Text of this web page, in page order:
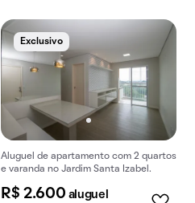
Exclusivo
Aluguel de apartamento com 2 quartos
e varanda no Jardim Santa Izabel.
R$ 2.600 aluguel